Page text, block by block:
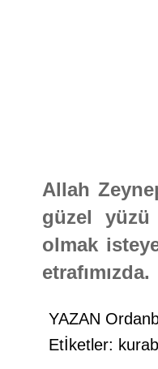
Allah
güzel yüzü
olmak
etrafımızda.
YAZAN
Etİketler: